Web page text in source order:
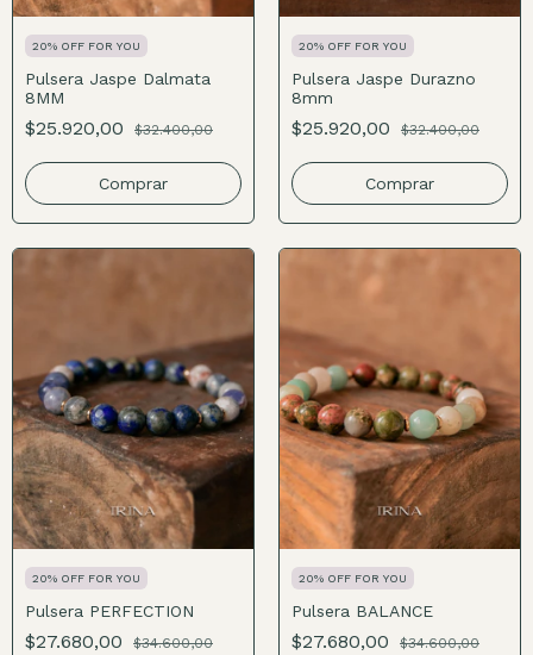
20% OFF FOR YOU
Pulsera Jaspe Dalmata
8MM
$25.920,00 $32.400,00
Comprar
20% OFF FOR YOU
Pulsera Jaspe Durazno
8mm
$25.920,00 $32.400,00
Comprar
20% OFF FOR YOU
Pulsera PERFECTION
$27.680,00 $34.600,00
20% OFF FOR YOU
Pulsera BALANCE
$27.680,00 $34.600,00